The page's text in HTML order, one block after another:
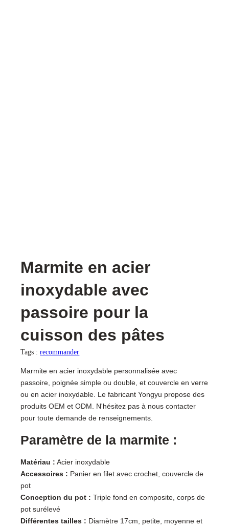
Marmite en acier
inoxydable avec
passoire pour la
cuisson des pâtes
Tags :recommander
Marmite en acier inoxydable personnalisée avec
passoire, poignée simple ou double, et couvercle en verre
ou en acier inoxydable. Le fabricant Yongyu propose des
produits OEM et ODM. N'hésitez pas à nous contacter
pour toute demande de renseignements.
Paramètre de la marmite :
Matériau : Acier inoxydable
Accessoires : Panier en filet avec crochet, couvercle de
pot
Conception du pot : Triple fond en composite, corps de
pot surélevé
Différentes tailles : Diamètre 17cm, petite, moyenne et